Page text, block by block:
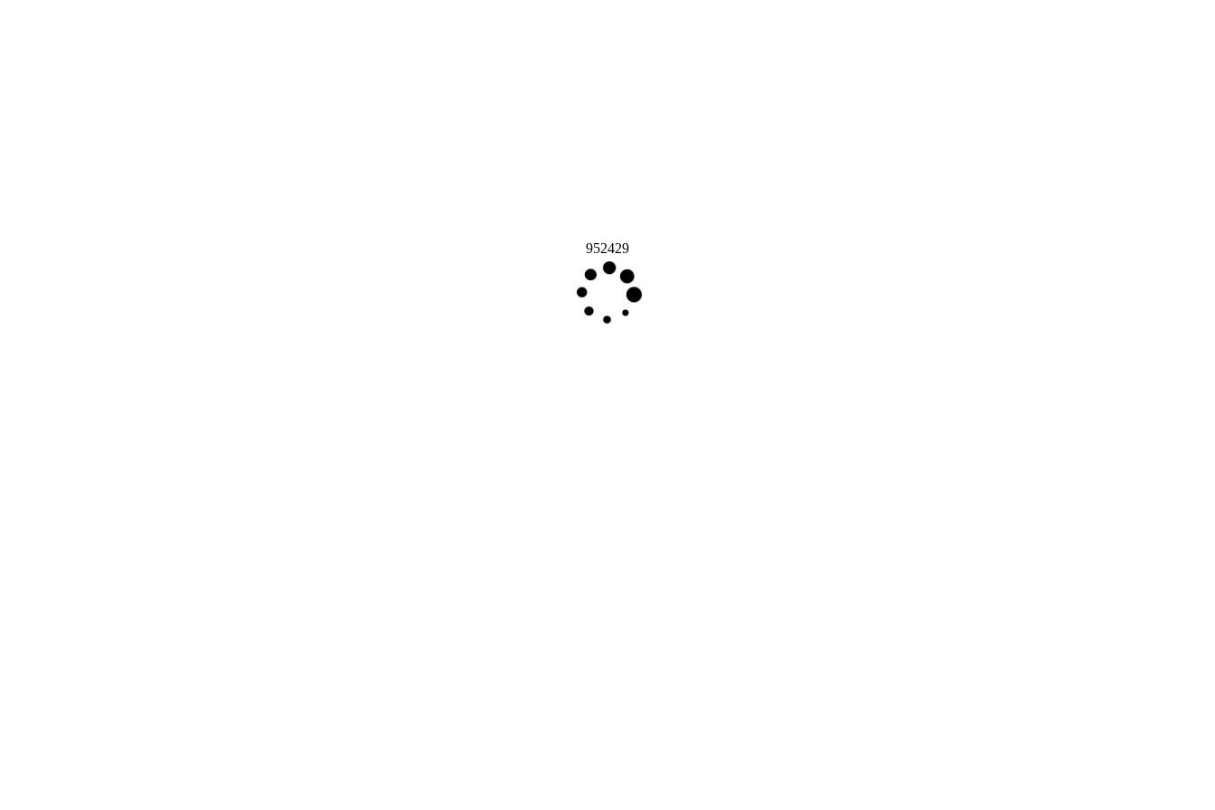
952429